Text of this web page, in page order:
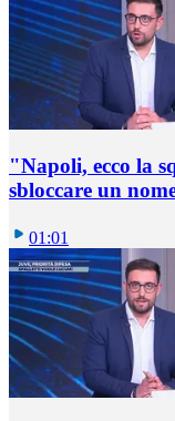
"Napoli, ecco la
sbloccare un
01:01